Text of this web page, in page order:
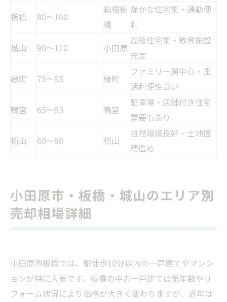
板橋 80〜100
箱根板
橋
静かな住宅街・通勤便
利
城山
90〜110 小田原
高級住宅街・教育施設
充実
緑町
75〜95 緑町
ファミリー層中心・生
活利便性高い
鴨宮
65〜85 鴨宮
駐車場・店舗付き住宅
需要もあり
栢山
60〜80 栢山
自然環境良好・土地面
積広め
小田原市・板橋・城山のエリア別
売却相場詳細
小田原市板橋では、駅徒歩10分以内の一戸建てやマンシ
ョンが特に人気です。板橋の中古一戸建ては築年数やリ
フォーム状況により価格が大きく変わりますが、近年は